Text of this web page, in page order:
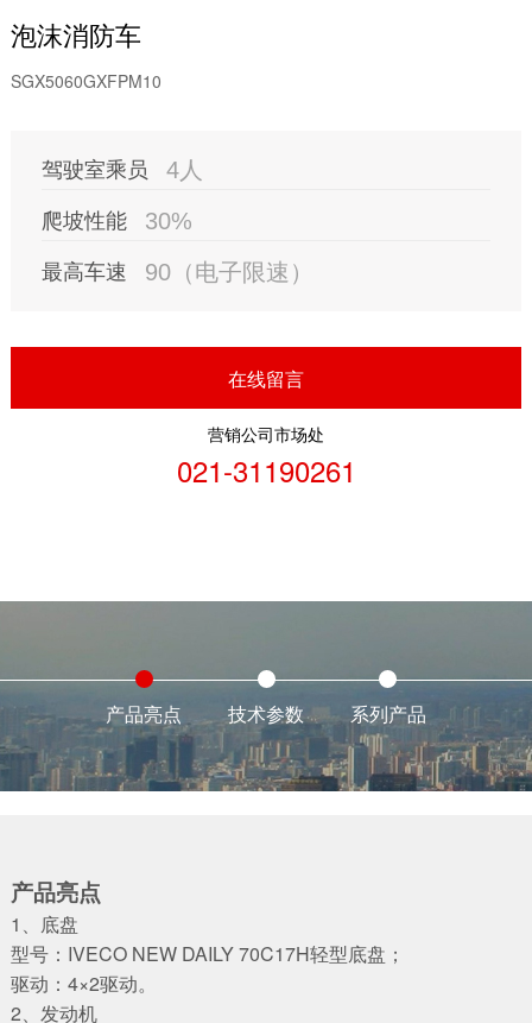
泡沫消防车
SGX5060GXFPM10
驾驶室乘员 4人
爬坡性能 30%
最高车速 90（电子限速）
在线留言
营销公司市场处
021-31190261
产品亮点 技术参数 系列产品
产品亮点
1、底盘
型号：IVECO NEW DAILY 70C17H轻型底盘；
驱动：4×2驱动。
2、发动机